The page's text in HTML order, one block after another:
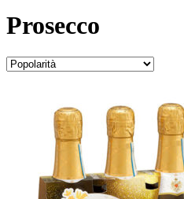
Prosecco